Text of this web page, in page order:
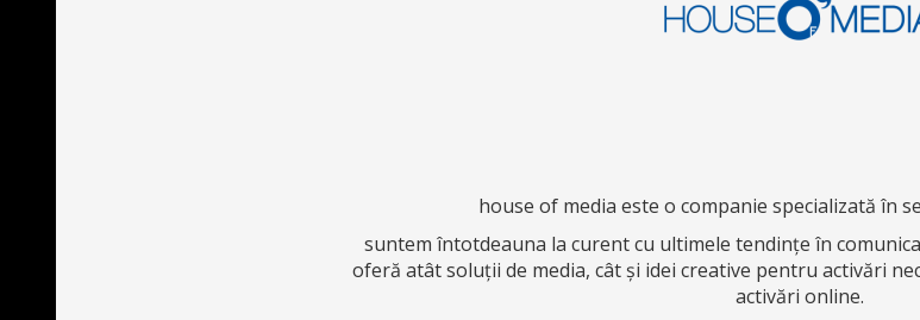
house of media este o companie specializată în
suntem întotdeauna la curent cu ultimele tendințe în
oferă atât soluții de media, cât și idei creative pentru activări
activări online.